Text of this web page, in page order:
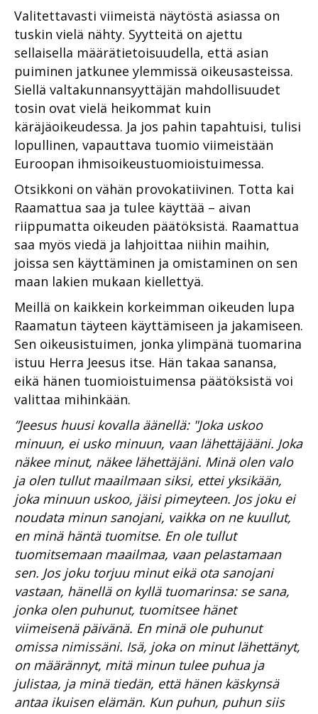
Valitettavasti viimeistä näytöstä asiassa on
tuskin vielä nähty. Syytteitä on ajettu
sellaisella määrätietoisuudella, että asian
puiminen jatkunee ylemmissä oikeusasteissa.
Siellä valtakunnansyyttäjän mahdollisuudet
tosin ovat vielä heikommat kuin
käräjäoikeudessa. Ja jos pahin tapahtuisi, tulisi
lopullinen, vapauttava tuomio viimeistään
Euroopan ihmisoikeustuomioistuimessa.
Otsikkoni on vähän provokatiivinen. Totta kai
Raamattua saa ja tulee käyttää – aivan
riippumatta oikeuden päätöksistä. Raamattua
saa myös viedä ja lahjoittaa niihin maihin,
joissa sen käyttäminen ja omistaminen on sen
maan lakien mukaan kiellettyä.
Meillä on kaikkein korkeimman oikeuden lupa
Raamatun täyteen käyttämiseen ja jakamiseen.
Sen oikeusistuimen, jonka ylimpänä tuomarina
istuu Herra Jeesus itse. Hän takaa sanansa,
eikä hänen tuomioistuimensa päätöksistä voi
valittaa mihinkään.
”Jeesus huusi kovalla äänellä: "Joka uskoo
minuun, ei usko minuun, vaan lähettäjääni. Joka
näkee minut, näkee lähettäjäni. Minä olen valo
ja olen tullut maailmaan siksi, ettei yksikään,
joka minuun uskoo, jäisi pimeyteen. Jos joku ei
noudata minun sanojani, vaikka on ne kuullut,
en minä häntä tuomitse. En ole tullut
tuomitsemaan maailmaa, vaan pelastamaan
sen. Jos joku torjuu minut eikä ota sanojani
vastaan, hänellä on kyllä tuomarinsa: se sana,
jonka olen puhunut, tuomitsee hänet
viimeisenä päivänä. En minä ole puhunut
omissa nimissäni. Isä, joka on minut lähettänyt,
on määrännyt, mitä minun tulee puhua ja
julistaa, ja minä tiedän, että hänen käskynsä
antaa ikuisen elämän. Kun puhun, puhun siis